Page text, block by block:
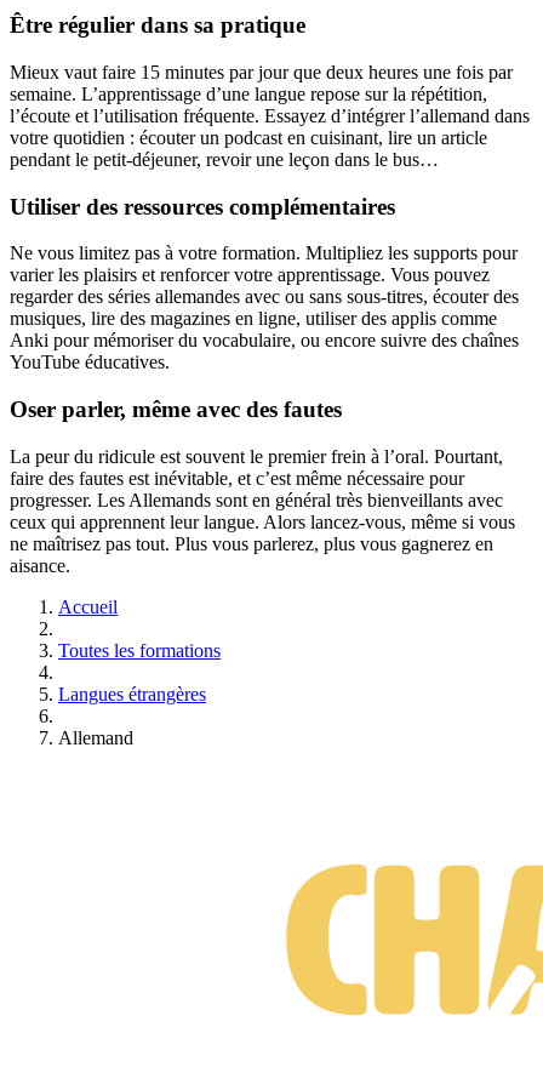
Être régulier dans sa pratique
Mieux vaut faire 15 minutes par jour que deux heures une fois par
semaine. L’apprentissage d’une langue repose sur la répétition,
l’écoute et l’utilisation fréquente. Essayez d’intégrer l’allemand dans
votre quotidien : écouter un podcast en cuisinant, lire un article
pendant le petit-déjeuner, revoir une leçon dans le bus…
Utiliser des ressources complémentaires
Ne vous limitez pas à votre formation. Multipliez les supports pour
varier les plaisirs et renforcer votre apprentissage. Vous pouvez
regarder des séries allemandes avec ou sans sous-titres, écouter des
musiques, lire des magazines en ligne, utiliser des applis comme
Anki pour mémoriser du vocabulaire, ou encore suivre des chaînes
YouTube éducatives.
Oser parler, même avec des fautes
La peur du ridicule est souvent le premier frein à l’oral. Pourtant,
faire des fautes est inévitable, et c’est même nécessaire pour
progresser. Les Allemands sont en général très bienveillants avec
ceux qui apprennent leur langue. Alors lancez-vous, même si vous
ne maîtrisez pas tout. Plus vous parlerez, plus vous gagnerez en
aisance.
Accueil
Toutes les formations
Langues étrangères
Allemand